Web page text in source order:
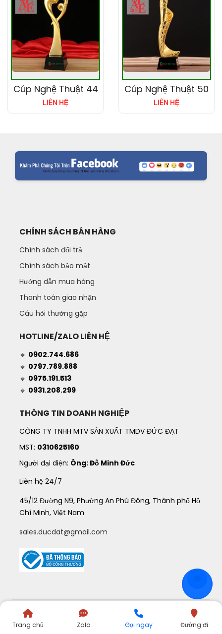
Cúp Nghệ Thuật 44
LIÊN HỆ
Cúp Nghệ Thuật 50
LIÊN HỆ
CHÍNH SÁCH BÁN HÀNG
Chính sách đổi trả
Chính sách bảo mật
Hướng dẫn mua hàng
Thanh toán giao nhận
Câu hỏi thường gặp
HOTLINE/ZALO LIÊN HỆ
🔹 0902.744.686
🔹 0797.789.888
🔹 0975.191.513
🔹 0931.208.299
THÔNG TIN DOANH NGHIỆP
CÔNG TY TNHH MTV SẢN XUẤT TMDV ĐỨC ĐẠT
MST: 0310625160
Người đại diện: Ông: Đỗ Minh Đức
Liên hệ 24/7
45/12 Đường N9, Phường An Phú Đông, Thành phố Hồ
Chí Minh, Việt Nam
sales.ducdat@gmail.com
© QUATANGDUCDAT . All Rights Reserved.
Trang chủ Zalo Gọi ngay Đường đi